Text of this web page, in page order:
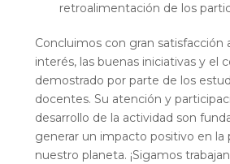
retroalimentación de los
Concluimos con gran satisfacción
interés, las buenas iniciativas y el
demostrado por parte de los
docentes. Su atención y
desarrollo de la actividad son
generar un impacto positivo en la
nuestro planeta. ¡Sigamos